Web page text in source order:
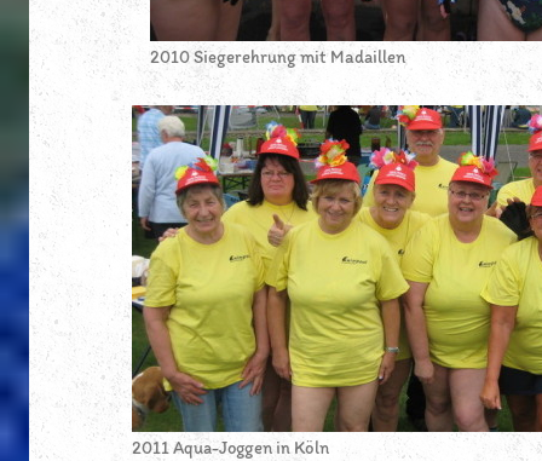
2010 Siegerehrung mit Madaillen
2011 Aqua-Joggen in Köln